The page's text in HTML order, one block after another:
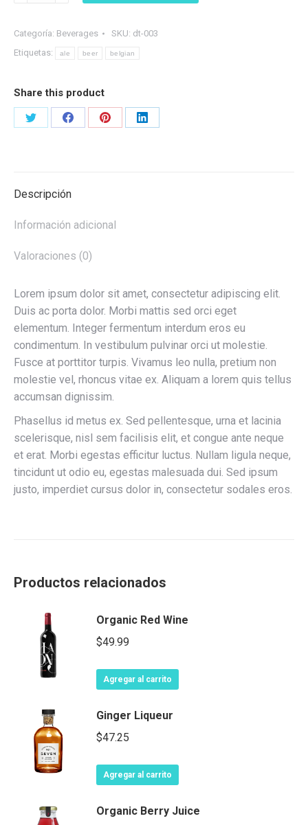
cantidad
Categoría: Beverages SKU: dt-003
Etiquetas:
ale beer belgian
Share this product
Share
Share
Share
Share
Descripción
Información adicional
Valoraciones (0)
Lorem ipsum dolor sit amet, consectetur adipiscing elit.
Duis ac porta dolor. Morbi mattis sed orci eget
elementum. Integer fermentum interdum eros eu
condimentum. In vestibulum pulvinar orci ut molestie.
Fusce at porttitor turpis. Vivamus leo nulla, pretium non
molestie vel, rhoncus vitae ex. Aliquam a lorem quis tellus
accumsan dignissim.
Phasellus id metus ex. Sed pellentesque, urna et lacinia
scelerisque, nisl sem facilisis elit, et congue ante neque
et erat. Morbi egestas efficitur luctus. Nullam ligula neque,
tincidunt ut odio eu, egestas malesuada dui. Sed ipsum
justo, imperdiet cursus dolor in, consectetur sodales eros.
Productos relacionados
Organic Red Wine
$49.99
Agregar al carrito
Ginger Liqueur
$47.25
Agregar al carrito
Organic Berry Juice